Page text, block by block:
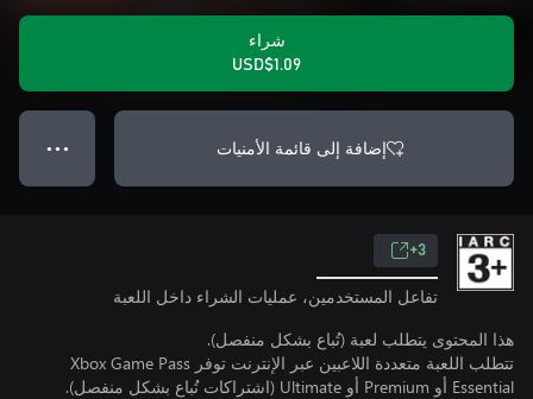
شراء
USD$1.09
إضافة إلى قائمة الأمنيات ● ● ●
3+
تفاعل المستخدمين، عمليات الشراء داخل اللعبة
هذا المحتوى يتطلب لعبة (تُباع بشكل منفصل).
تتطلب اللعبة متعددة اللاعبين عبر الإنترنت توفر Xbox Game Pass
Essential أو Premium أو Ultimate (اشتراكات تُباع بشكل منفصل).